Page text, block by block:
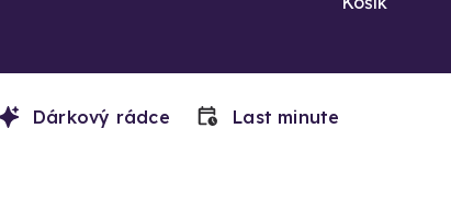
Dárkový rádce Last minute